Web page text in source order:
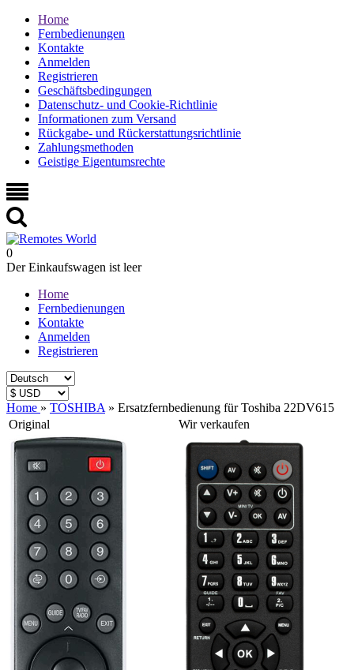
Home
Fernbedienungen
Kontakte
Anmelden
Registrieren
Geschäftsbedingungen
Datenschutz- und Cookie-Richtlinie
Informationen zum Versand
Rückgabe- und Rückerstattungsrichtlinie
Zahlungsmethoden
Geistige Eigentumsrechte
0
Der Einkaufswagen ist leer
Home
Fernbedienungen
Kontakte
Anmelden
Registrieren
Home » TOSHIBA » Ersatzfernbedienung für Toshiba 22DV615
Original
Wir verkaufen